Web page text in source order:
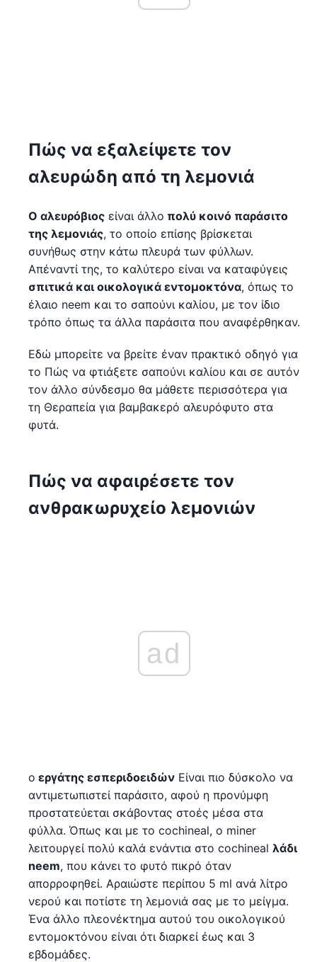
Πώς να εξαλείψετε τον
αλευρώδη από τη λεμονιά
Ο αλευρόβιος είναι άλλο πολύ κοινό παράσιτο
της λεμονιάς, το οποίο επίσης βρίσκεται
συνήθως στην κάτω πλευρά των φύλλων.
Απέναντί της, το καλύτερο είναι να καταφύγεις
σπιτικά και οικολογικά εντομοκτόνα, όπως το
έλαιο neem και το σαπούνι καλίου, με τον ίδιο
τρόπο όπως τα άλλα παράσιτα που αναφέρθηκαν.
Εδώ μπορείτε να βρείτε έναν πρακτικό οδηγό για
το Πώς να φτιάξετε σαπούνι καλίου και σε αυτόν
τον άλλο σύνδεσμο θα μάθετε περισσότερα για
τη Θεραπεία για βαμβακερό αλευρόφυτο στα
φυτά.
Πώς να αφαιρέσετε τον
ανθρακωρυχείο λεμονιών
ad
ο εργάτης εσπεριδοειδών Είναι πιο δύσκολο να
αντιμετωπιστεί παράσιτο, αφού η προνύμφη
προστατεύεται σκάβοντας στοές μέσα στα
φύλλα. Όπως και με το cochineal, ο miner
λειτουργεί πολύ καλά ενάντια στο cochineal λάδι
neem, που κάνει το φυτό πικρό όταν
απορροφηθεί. Αραιώστε περίπου 5 ml ανά λίτρο
νερού και ποτίστε τη λεμονιά σας με το μείγμα.
Ένα άλλο πλεονέκτημα αυτού του οικολογικού
εντομοκτόνου είναι ότι διαρκεί έως και 3
εβδομάδες.